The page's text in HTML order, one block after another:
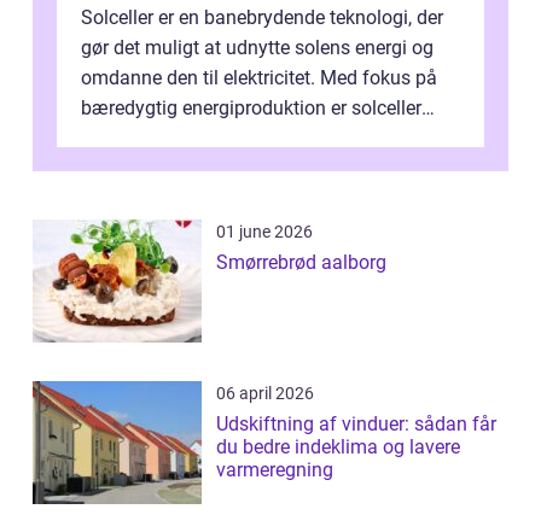
Solceller er en banebrydende teknologi, der
gør det muligt at udnytte solens energi og
omdanne den til elektricitet. Med fokus på
bæredygtig energiproduktion er solceller
01 june 2026
Smørrebrød aalborg
06 april 2026
Udskiftning af vinduer: sådan får
du bedre indeklima og lavere
varmeregning